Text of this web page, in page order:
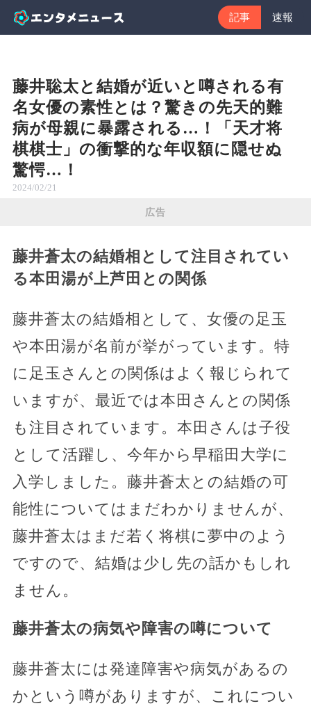
記事 速報
藤井聡太と結婚が近いと噂される有
名女優の素性とは？驚きの先天的難
病が母親に暴露される…！「天才将
棋棋士」の衝撃的な年収額に隠せぬ
驚愕…！
2024/02/21
広告
藤井蒼太の結婚相として注目されてい
る本田湯が上芦田との関係
藤井蒼太の結婚相として、女優の足玉
や本田湯が名前が挙がっています。特
に足玉さんとの関係はよく報じられて
いますが、最近では本田さんとの関係
も注目されています。本田さんは子役
として活躍し、今年から早稲田大学に
入学しました。藤井蒼太との結婚の可
能性についてはまだわかりませんが、
藤井蒼太はまだ若く将棋に夢中のよう
ですので、結婚は少し先の話かもしれ
ません。
藤井蒼太の病気や障害の噂について
藤井蒼太には発達障害や病気があるの
かという噂がありますが、これについ